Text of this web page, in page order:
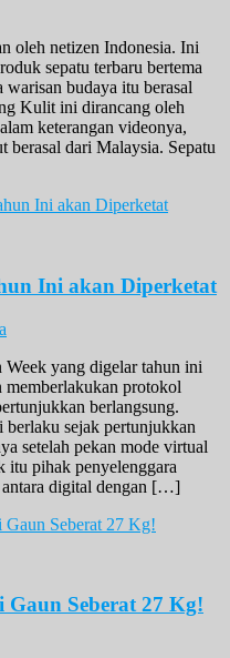
oleh netizen Indonesia. Ini
sepatu terbaru bertema
budaya itu berasal
Kulit ini dirancang oleh
keterangan videonya,
berasal dari Malaysia. Sepatu
Ini akan Diperketat
yang digelar tahun ini
memberlakukan protokol
berlangsung.
sejak pertunjukkan
setelah pekan mode virtual
itu pihak penyelenggara
antara digital dengan […]
Seberat 27 Kg!